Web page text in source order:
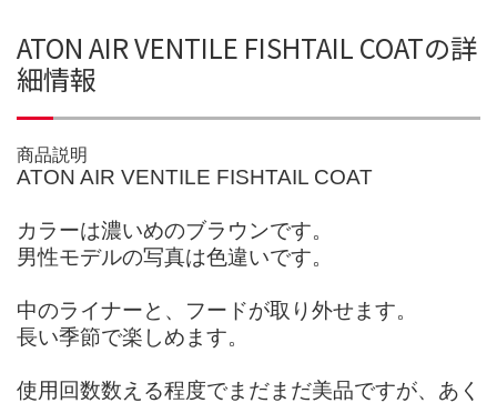
ATON AIR VENTILE FISHTAIL COATの詳
細情報
商品説明
ATON AIR VENTILE FISHTAIL COAT
カラーは濃いめのブラウンです。
男性モデルの写真は色違いです。
中のライナーと、フードが取り外せます。
長い季節で楽しめます。
使用回数数える程度でまだまだ美品ですが、あく